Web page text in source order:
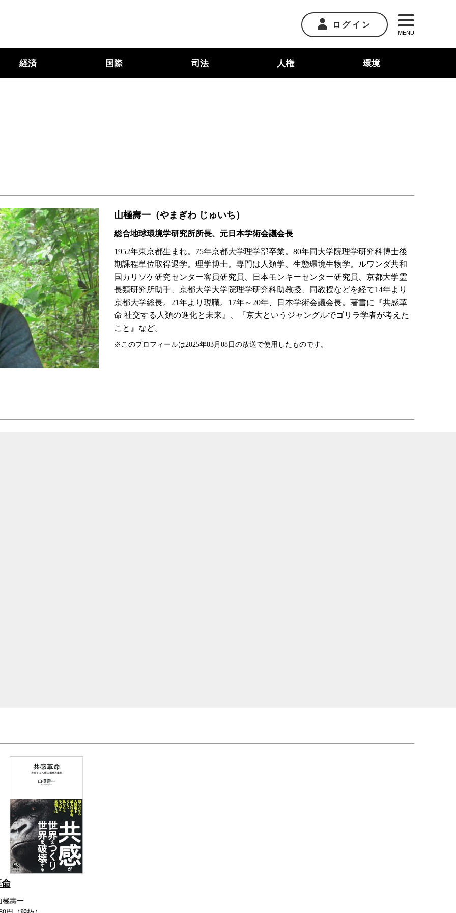
ログイン
MENU
経済 国際 司法 人権 環境
山極壽一（やまぎわ じゅいち）
総合地球環境学研究所所長、元日本学術会議会長
1952年東京都生まれ。75年京都大学理学部卒業。80年同大学院理学研究科博士後
期課程単位取得退学。理学博士。専門は人類学、生態環境生物学。ルワンダ共和
国カリソケ研究センター客員研究員、日本モンキーセンター研究員、京都大学霊
長類研究所助手、京都大学大学院理学研究科助教授、同教授などを経て14年より
京都大学総長。21年より現職。17年～20年、日本学術会議会長。著書に『共感革
命 社交する人類の進化と未来』、『京大というジャングルでゴリラ学者が考えた
こと』など。
※このプロフィールは2025年03月08日の放送で使用したものです。
極壽一